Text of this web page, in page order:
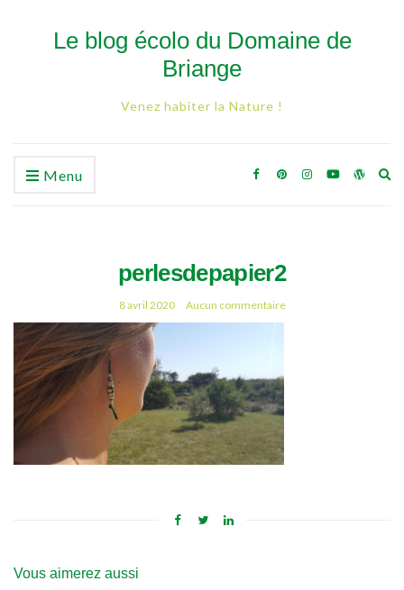
Le blog écolo du Domaine de
Briange
Venez habiter la Nature !
Menu
perlesdepapier2
8 avril 2020 Aucun commentaire
Vous aimerez aussi